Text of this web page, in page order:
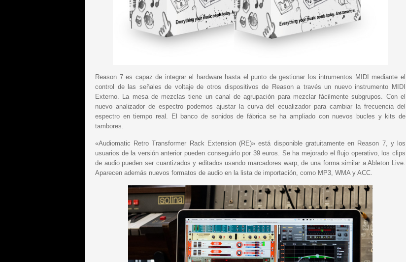
Reason 7 es capaz de integrar el hardware hasta el punto de gestionar los intrumentos MIDI mediante el
control de las señales de voltaje de otros dispositivos de Reason a través un nuevo instrumento MIDI
Externo. La mesa de mezclas tiene un canal de agrupación para mezclar fácilmente subgrupos. Con el
nuevo analizador de espectro podemos ajustar la curva del ecualizador para cambiar la frecuencia del
espectro en tiempo real. El banco de sonidos de fábrica se ha ampliado con nuevos bucles y kits de
tambores.
«Audiomatic Retro Transformer Rack Extension (RE)» está disponible gratuitamente en Reason 7, y los
usuarios de la versión anterior pueden conseguirlo por 39 euros. Se ha mejorado el flujo operativo, los clips
de audio pueden ser cuantizados y editados usando marcadores warp, de una forma similar a Ableton Live.
Aparecen además nuevos formatos de audio en la lista de importación, como MP3, WMA y ACC.